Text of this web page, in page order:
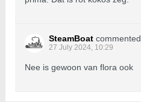
SteamBoat commented
27 July 2024, 10:29
Nee is gewoon van flora ook